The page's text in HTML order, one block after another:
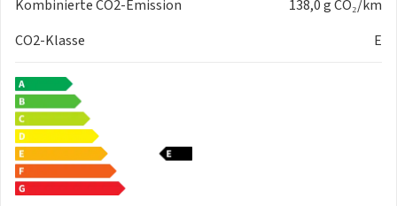
Styling
- Scheinwerferreinigungsanlage
Funktion
- Matrix-Beam
- Ambientelicht Ausführung 2
- Nebelschlussleuchte
- 2 Leseleuchten vorn
Räder + Reifen:
Kombinierte CO2-Emission
138,0 g CO₂/km
CO2-Klasse
E